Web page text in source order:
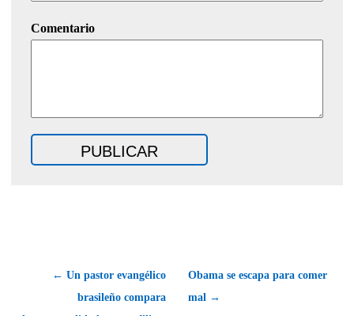
Comentario
← Un pastor evangélico
brasileño compara
Obama se escapa para comer
mal →